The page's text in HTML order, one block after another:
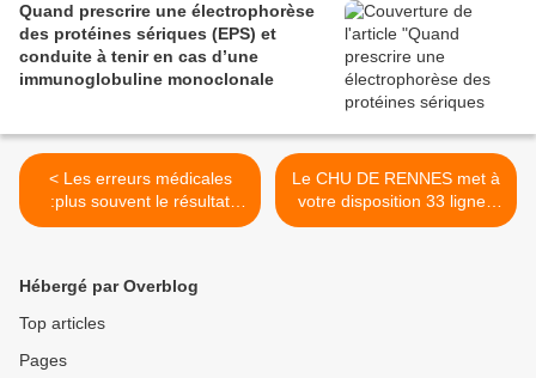
Quand prescrire une électrophorèse
des protéines sériques (EPS) et
conduite à tenir en cas d’une
immunoglobuline monoclonale
< Les erreurs médicales
:plus souvent le résultat
d'un défaut d'organisation
connaissance,
Le CHU DE RENNES met à
votre disposition 33 lignes
d’accès direct >
Hébergé par Overblog
Top articles
Pages